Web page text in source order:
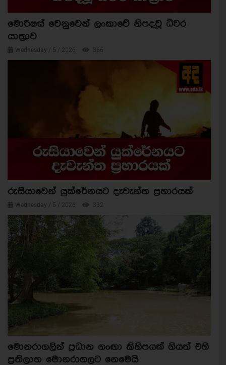
මොරිෂස් වෙනුවෙන් ලංකාවේ නිපදවූ ධීවර
යාත්‍රාව
Wednesday / 5 / 2026 366
රුසියාවෙන් යුක්රේනයට දැවැන්ත ප්‍රහාරයක්
Wednesday / 5 / 2026 332
මොනරාගලින් ප්‍රධාන ගංඟා කිහිපයක් ගියත් එහි
ප්‍රතිලාභ මොනරාගලට නෙමෙයි